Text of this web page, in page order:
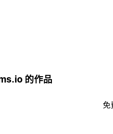
的作品
免